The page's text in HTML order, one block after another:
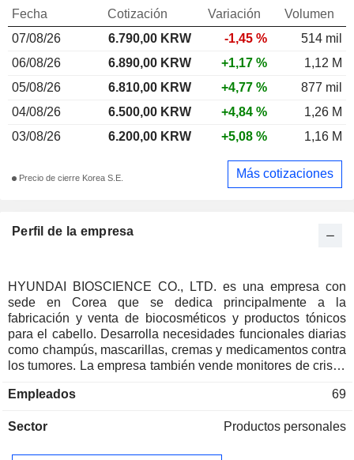
Perfil de la empresa
HYUNDAI BIOSCIENCE CO., LTD. es una empresa con
sede en Corea que se dedica principalmente a la
fabricación y venta de biocosméticos y productos tónicos
para el cabello. Desarrolla necesidades funcionales diarias
como champús, mascarillas, cremas y medicamentos contra
los tumores. La empresa también vende monitores de cristal
Compañía distribuye sus productos en el mercado nacional,
América y Japón.
Empleados 69
Sector Productos personales
Fecha Cotización Variación
Volumen
07/08/26
6.790,00 KRW -1,45 %
514 mil
06/08/26
6.890,00 KRW +1,17 %
1,12 M
05/08/26
6.810,00 KRW +4,77 %
877 mil
04/08/26
6.500,00 KRW +4,84 %
1,26 M
03/08/26
6.200,00 KRW +5,08 % 1,16 M
Precio de cierre Korea S.E. Más cotizaciones